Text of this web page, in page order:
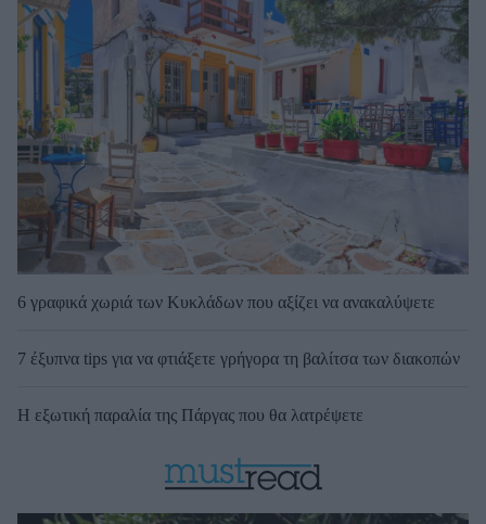
6 γραφικά χωριά των Κυκλάδων που αξίζει να ανακαλύψετε
7 έξυπνα tips για να φτιάξετε γρήγορα τη βαλίτσα των διακοπών
Η εξωτική παραλία της Πάργας που θα λατρέψετε